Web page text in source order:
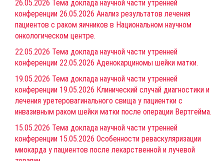
26.05.2026 Тема доклада научной части утренней
конференции 26.05.2026 Анализ результатов лечения
пациентов с раком яичников в Национальном научном
онкологическом центре.
22.05.2026 Тема доклада научной части утренней
конференции 22.05.2026 Аденокарциномы шейки матки.
19.05.2026 Тема доклада научной части утренней
конференции 19.05.2026 Клинический случай диагностики и
лечения уретеровагинального свища у пациентки с
инвазивным раком шейки матки после операции Вертгейма.
15.05.2026 Тема доклада научной части утренней
конференции 15.05.2026 Особенности реваскуляризации
миокарда у пациентов после лекарственной и лучевой